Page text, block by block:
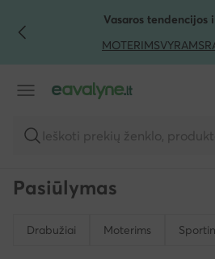
PEREITI PRIE PAGRINDINIO
PEREITI Į PAIEŠKĄVasaros tendencijos
MOTERIMSVYRAMS
Ieškoti prekių ženklo,
Pasiūlymas
Drabužiai Moterims